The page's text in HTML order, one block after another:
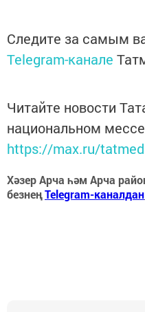
Следите за самым
Telegram-канале
Читайте новости
национальном
https://max.ru/
Хәзер Арча һәм Арча
безнеңTelegram-каналдан